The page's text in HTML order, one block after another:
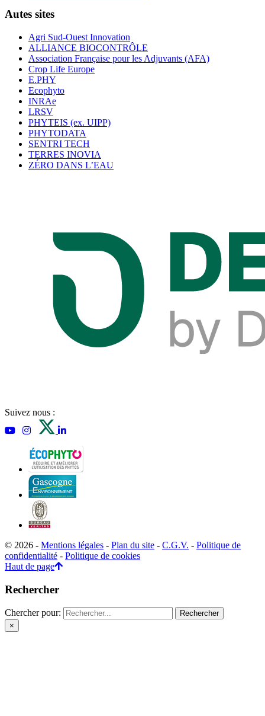
Autes sites
Agri Sud-Ouest Innovation
ALLIANCE BIOCONTRÔLE
Association Française pour les Adjuvants (AFA)
Crop Life Europe
E.PHY
Ecophyto
INRAe
LRSV
PHYTEIS (ex. UIPP)
PHYTODATA
SENTRI TECH
TERRES INOVIA
ZÉRO DANS L’EAU
Suivez nous :
© 2026 - Mentions légales - Plan du site - C.G.V. - Politique de
confidentialité - Politique de cookies
Haut de page
Rechercher
Chercher pour:
×